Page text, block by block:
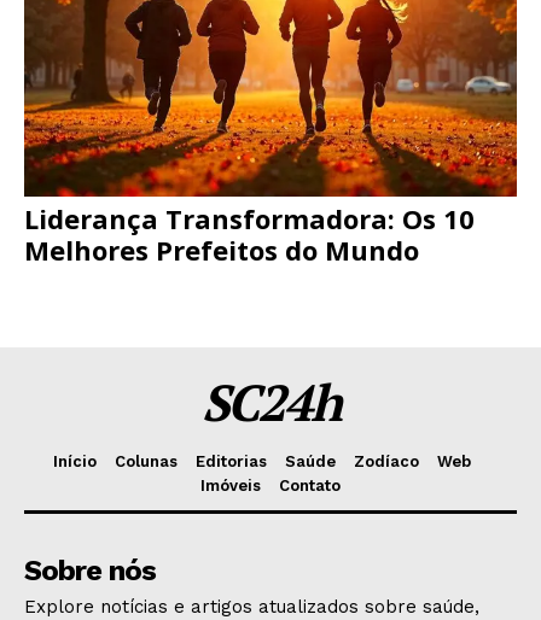
Liderança Transformadora: Os 10
Melhores Prefeitos do Mundo
SC24h
Início Colunas Editorias Saúde Zodíaco
Web
Imóveis
Contato
Sobre nós
Explore notícias e artigos atualizados sobre saúde,